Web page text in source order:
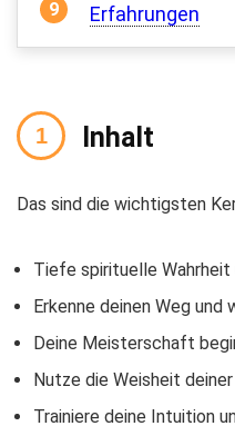
Erfahrungen
Inhalt
Das sind die wichtigsten
Tiefe spirituelle Wahrheit
Erkenne deinen Weg und
Deine Meisterschaft
Nutze die Weisheit
Trainiere deine Intuition